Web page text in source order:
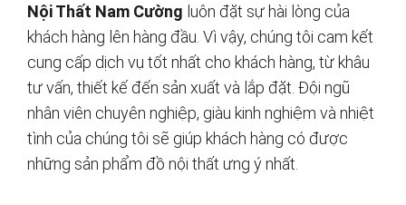
Nội Thất Nam Cường luôn đặt sự hài lòng của
khách hàng lên hàng đầu. Vì vậy, chúng tôi cam kết
cung cấp dịch vụ tốt nhất cho khách hàng, từ khâu
tư vấn, thiết kế đến sản xuất và lắp đặt. Đội ngũ
nhân viên chuyên nghiệp, giàu kinh nghiệm và nhiệt
tình của chúng tôi sẽ giúp khách hàng có được
những sản phẩm đồ nội thất ưng ý nhất.